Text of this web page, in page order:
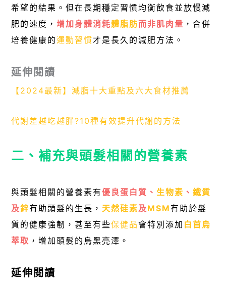
希望的結果。但在長期穩定習慣均衡飲食並放慢減
肥的速度，增加身體消耗體脂肪而非肌肉量 ，合併
培養健康的運動習慣才是長久的減肥方法。
延伸閱讀
【2024最新】減脂十大重點及六大食材推薦
代謝差越吃越胖?10種有效提升代謝的方法
二、補充與頭髮相關的營養素
與頭髮相關的營養素有優良蛋白質、生物素 、鐵質
及鋅有助頭髮的生長， 天然硅素及 MSM 有助於髮
質的健康強韌，甚至有些保健品會特別添加 白首烏
萃取 ，增加頭髮的烏黑亮澤。
延伸閱讀